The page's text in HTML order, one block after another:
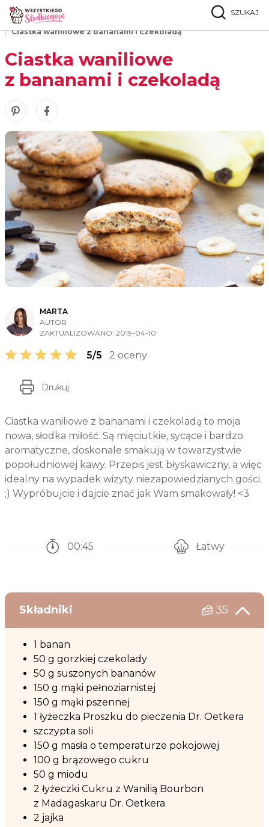
SZUKAJ
Strona główna
Ciastka waniliowe z bananami i czekoladą
Ciastka waniliowe
z bananami i czekoladą
Zobacz nasze piny w serwisie Pinterest
Udostępnij ten przepis w serwisie Facebook
MARTA
AUTOR
ZAKTUALIZOWANO: 2019-04-10
5/5 2 oceny
Drukuj
Ciastka waniliowe z bananami i czekoladą to moja
nowa, słodka miłość. Są mięciutkie, sycące i bardzo
aromatyczne, doskonale smakują w towarzystwie
popołudniowej kawy. Przepis jest błyskawiczny, a więc
idealny na wypadek wizyty niezapowiedzianych gości.
;) Wypróbujcie i dajcie znać jak Wam smakowały! <3
00:45
Łatwy
Składniki 35
1 banan
50 g gorzkiej czekolady
50 g suszonych bananów
150 g mąki pełnoziarnistej
150 g mąki pszennej
1 łyżeczka Proszku do pieczenia Dr. Oetkera
szczypta soli
150 g masła o temperaturze pokojowej
100 g brązowego cukru
50 g miodu
2 łyżeczki Cukru z Wanilią Bourbon
z Madagaskaru Dr. Oetkera
2 jajka